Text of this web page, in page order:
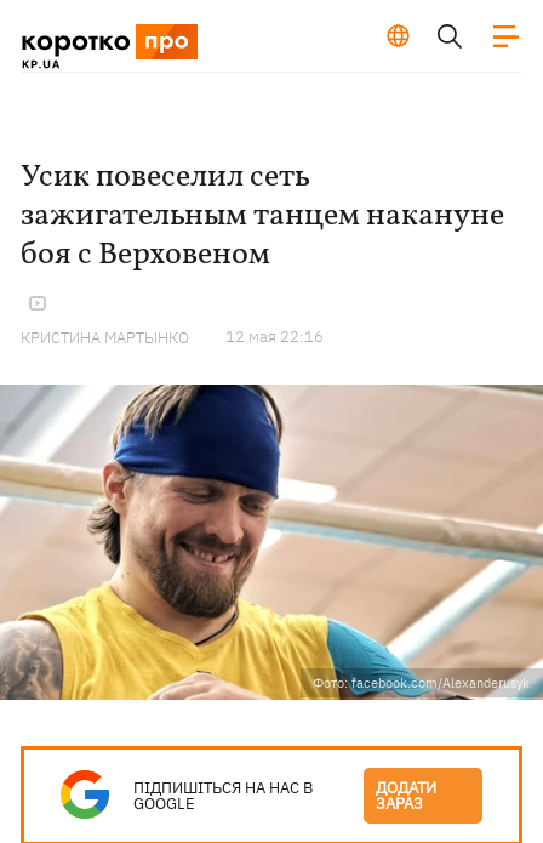
Усик повеселил сеть
зажигательным танцем накануне
боя с Верховеном
КРИСТИНА МАРТЫНКО 12 мая 22:16
Фото: facebook.com/Alexanderusyk
ПІДПИШІТЬСЯ НА НАС В
GOOGLE
ДОДАТИ
ЗАРАЗ